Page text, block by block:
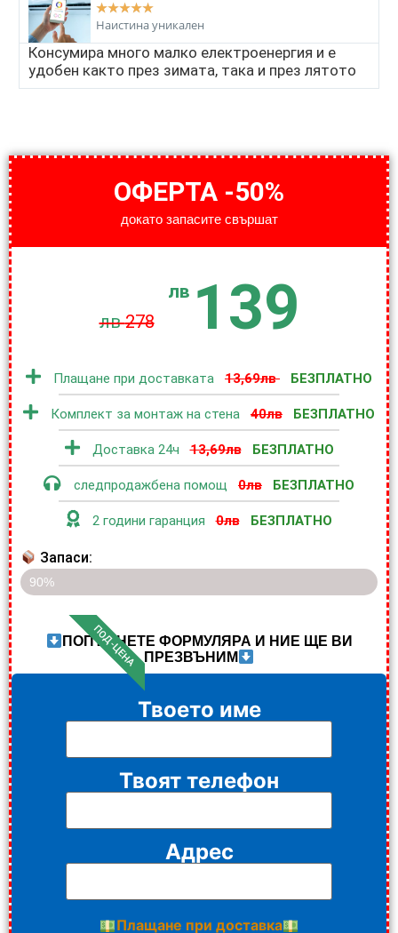
★★★★★
Наистина уникален
Консумира много малко електроенергия и е
удобен както през зимата, така и през лятото
ОФЕРТА -50%
докато запасите свършат
лв278
лв 139
Плащане при доставката 13,69лв БЕЗПЛАТНО
Комплект за монтаж на стена 40лв БЕЗПЛАТНО
Доставка 24ч13,69лв БЕЗПЛАТНО
следпродажбена помощ 0лв БЕЗПЛАТНО
2 години гаранция0лв БЕЗПЛАТНО
ПОД-ЦЕНА
Запаси:
Последните 5 артикула на разпродажба!!
90%
ПОПЪЛНЕТЕ ФОРМУЛЯРА И НИЕ ЩЕ ВИ
ПРЕЗВЪНИМ
Твоето име
Твоят телефон
Адрес
Плащане при доставка